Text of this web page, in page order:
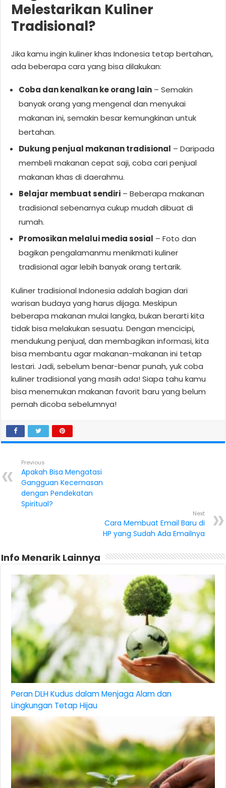
Melestarikan Kuliner
Tradisional?
Jika kamu ingin kuliner khas Indonesia tetap bertahan,
ada beberapa cara yang bisa dilakukan:
Coba dan kenalkan ke orang lain – Semakin
banyak orang yang mengenal dan menyukai
makanan ini, semakin besar kemungkinan untuk
bertahan.
Dukung penjual makanan tradisional – Daripada
membeli makanan cepat saji, coba cari penjual
makanan khas di daerahmu.
Belajar membuat sendiri – Beberapa makanan
tradisional sebenarnya cukup mudah dibuat di
rumah.
Promosikan melalui media sosial – Foto dan
bagikan pengalamanmu menikmati kuliner
tradisional agar lebih banyak orang tertarik.
Kuliner tradisional Indonesia adalah bagian dari
warisan budaya yang harus dijaga. Meskipun
beberapa makanan mulai langka, bukan berarti kita
tidak bisa melakukan sesuatu. Dengan mencicipi,
mendukung penjual, dan membagikan informasi, kita
bisa membantu agar makanan-makanan ini tetap
lestari. Jadi, sebelum benar-benar punah, yuk coba
kuliner tradisional yang masih ada! Siapa tahu kamu
bisa menemukan makanan favorit baru yang belum
pernah dicoba sebelumnya!
Previous
Apakah Bisa Mengatasi
Gangguan Kecemasan
dengan Pendekatan
Spiritual?
Next
Cara Membuat Email Baru di
HP yang Sudah Ada Emailnya
Info Menarik Lainnya
Peran DLH Kudus dalam Menjaga Alam dan
Lingkungan Tetap Hijau